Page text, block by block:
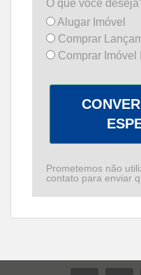
O que você
Alugar Imóvel
Comprar
Comprar Imóvel
Prometemos não
contato para enviar